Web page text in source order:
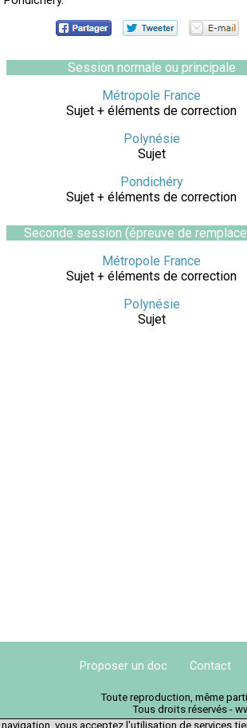
Session normale ou principale
Métropole France
Sujet + éléments de correction
Polynésie
Sujet
Pondichéry
Sujet + éléments de correction
Seconde session (épreuve de
Métropole France
Sujet + éléments de correction
Polynésie
Sujet
Proposer un doc Contact
Toute reproduction, même
Tous droits réservés -
vous acceptez l'utilisation de services